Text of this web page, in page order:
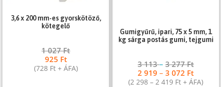
3,6 x 200 mm-es gyorskötöző,
kötegelő
1 027Ft
925 Ft
(728 Ft+ ÁFA)
Gumigyűrű, ipari, 75 x 5 mm, 1
kg sárga postás gumi, tejgumi
3 113–3 277Ft
2 919–3 072 Ft
(2 298–2 419 Ft + ÁFA)